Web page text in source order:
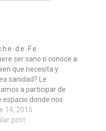
de Fe
ser sano o conoce a
que necesita y
sanidad? Le
a participar de
espacio donde nos
recibir sanidad de
14, 2015
post